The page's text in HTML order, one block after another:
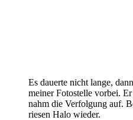
Es dauerte nicht lange,
meiner Fotostelle vorbei.
nahm die Verfolgung auf.
riesen Halo wieder.